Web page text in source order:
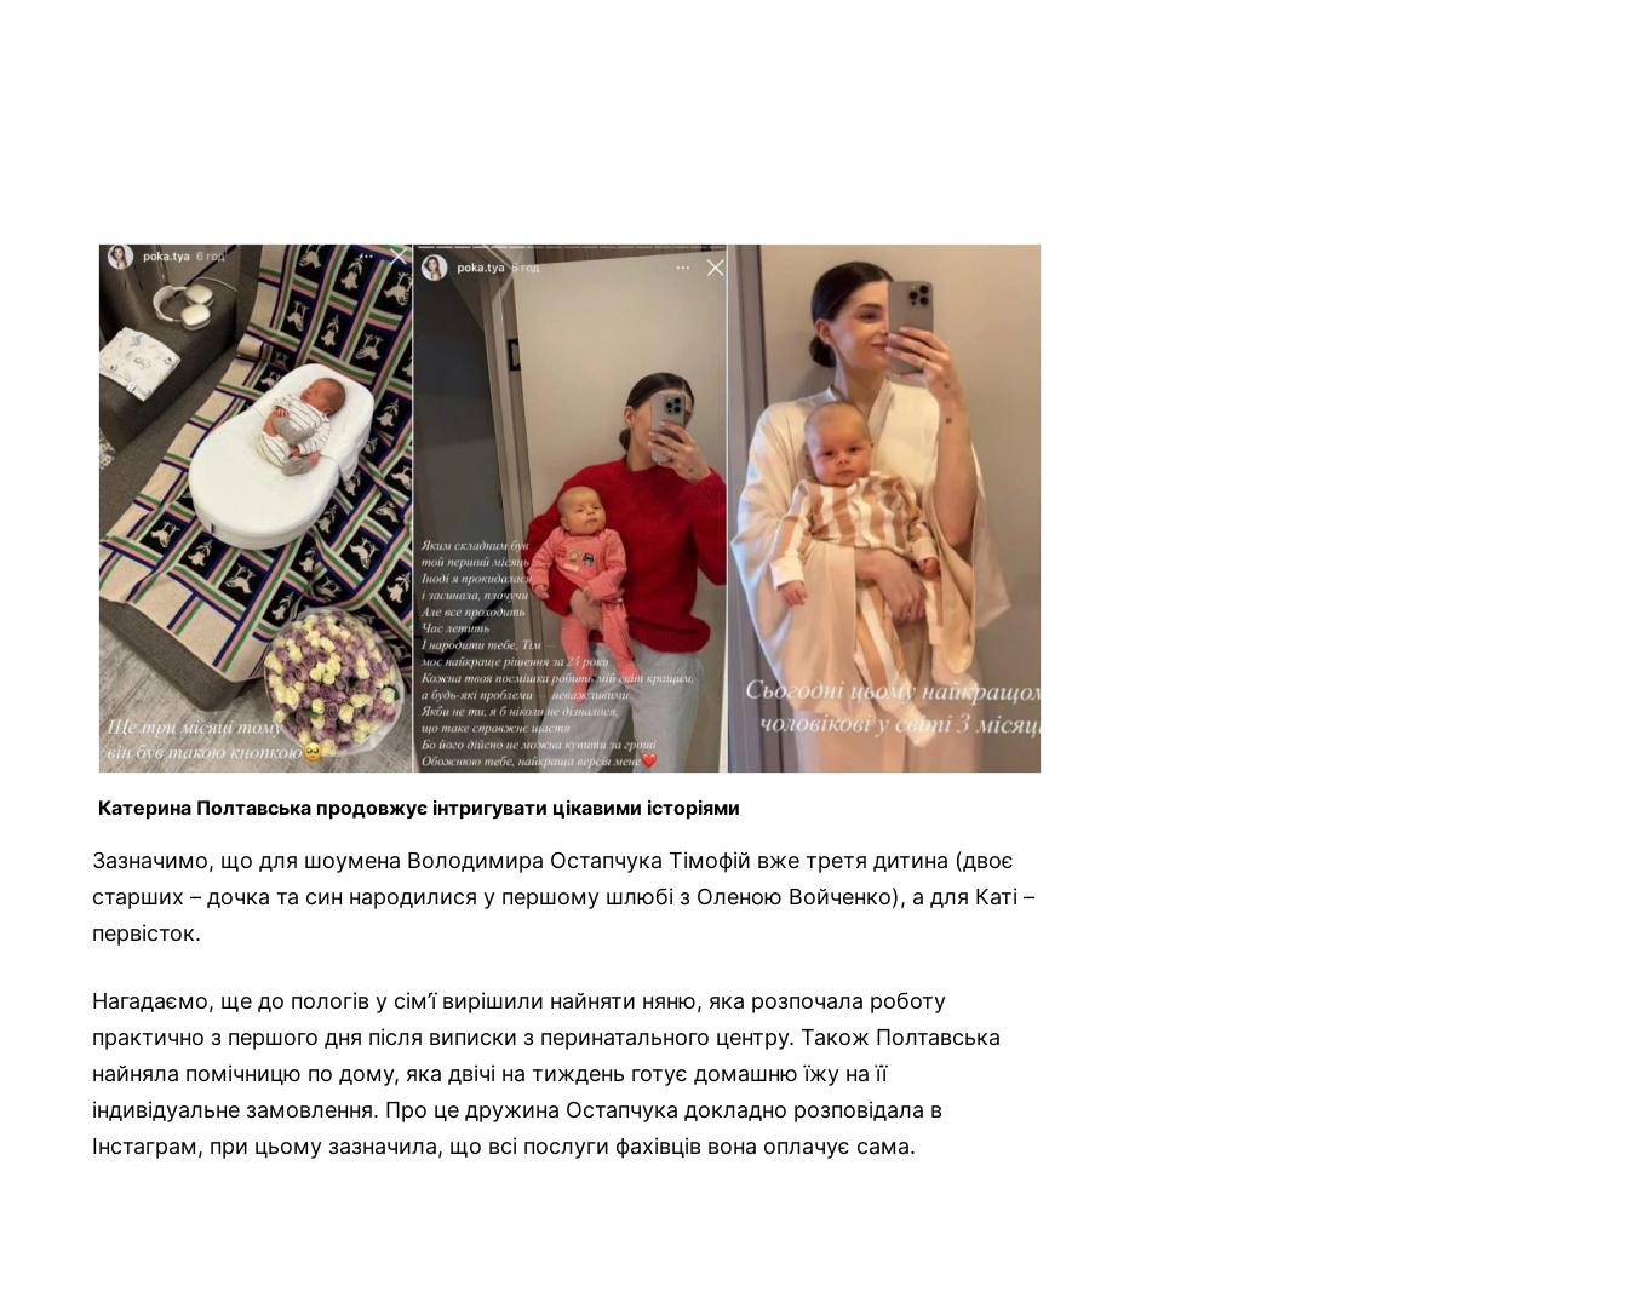
Катерина Полтавська продовжує інтригувати цікавими історіями
Зазначимо, що для шоумена Володимира Остапчука Тімофій вже третя дитина (двоє
старших – дочка та син народилися у першому шлюбі з Оленою Войченко), а для Каті –
первісток.
Нагадаємо, ще до пологів у сім’ї вирішили найняти няню, яка розпочала роботу
практично з першого дня після виписки з перинатального центру. Також Полтавська
найняла помічницю по дому, яка двічі на тиждень готує домашню їжу на її
індивідуальне замовлення. Про це дружина Остапчука докладно розповідала в
Інстаграм, при цьому зазначила, що всі послуги фахівців вона оплачує сама.